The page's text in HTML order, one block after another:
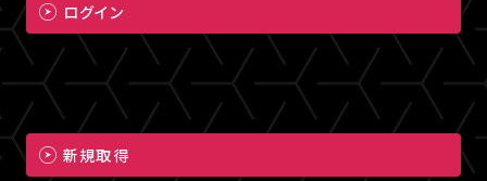
ログイン
新規取得